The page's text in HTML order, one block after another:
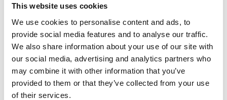
This website uses cookies
We use cookies to personalise content and ads, to
provide social media features and to analyse our traffic.
We also share information about your use of our site with
our social media, advertising and analytics partners who
may combine it with other information that you’ve
provided to them or that they’ve collected from your use
of their services.
Dieses White Paper richtet sich an CFOs und
bietet ihnen neue Einsichten, wie sie ihren
gestiegenen Einfluss und ihre erweiterten
Aufgabenbereiche strategisch nutzen
können. Im Fokus steht die optimale
Abstimmung von Technologien, Teams und
Prozessen, die für nachhaltigen